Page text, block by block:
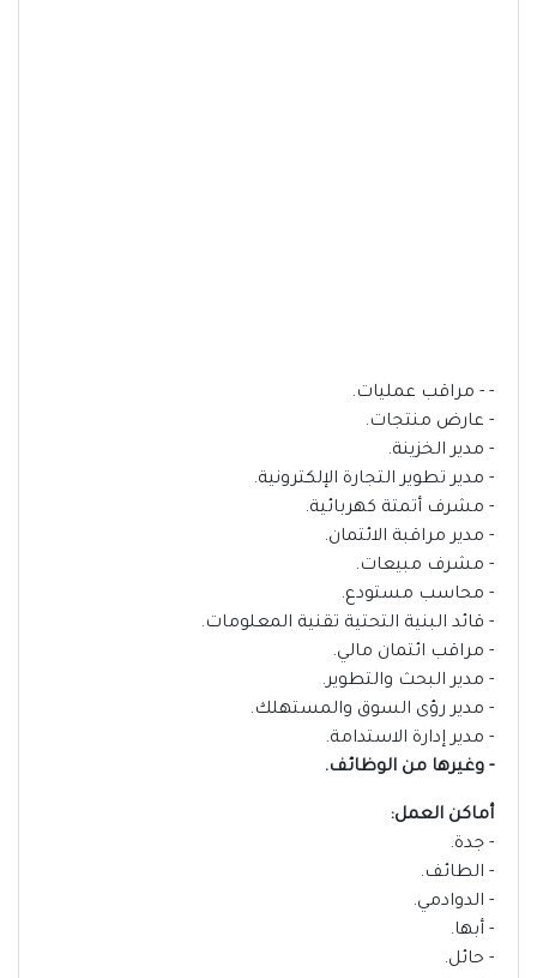
- - مراقب عمليات.
- عارض منتجات.
- مدير الخزينة.
- مدير تطوير التجارة الإلكترونية.
- مشرف أتمتة كهربائية.
- مدير مراقبة الائتمان.
- مشرف مبيعات.
- محاسب مستودع.
- قائد البنية التحتية تقنية المعلومات.
- مراقب ائتمان مالي.
- مدير البحث والتطوير.
- مدير رؤى السوق والمستهلك.
- مدير إدارة الاستدامة.
- وغيرها من الوظائف.
أماكن العمل:
- جدة.
- الطائف.
- الدوادمي.
- أبها.
- حائل.